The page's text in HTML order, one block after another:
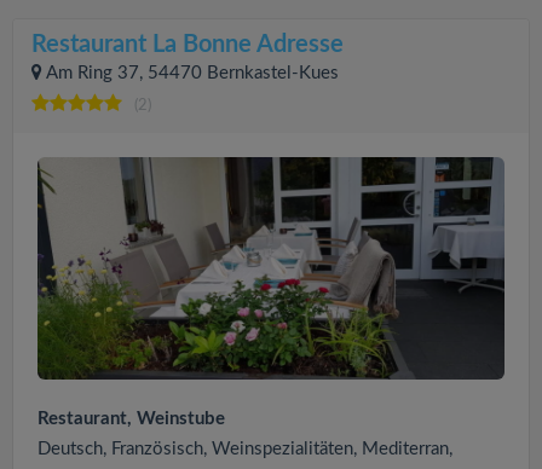
Restaurant La Bonne Adresse
Am Ring 37, 54470 Bernkastel-Kues
(2)
Restaurant, Weinstube
Deutsch, Französisch, Weinspezialitäten, Mediterran,